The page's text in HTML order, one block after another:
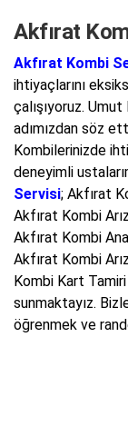
Akfırat
Akfırat Kombi
ihtiyaçlarını
çalışıyoruz.
adımızdan söz
Kombilerinizde
deneyimli
Servisi; Akfırat
Akfırat Kombi
Akfırat Kombi
Akfırat Kombi
Kombi Kart
sunmaktayız.
öğrenmek ve